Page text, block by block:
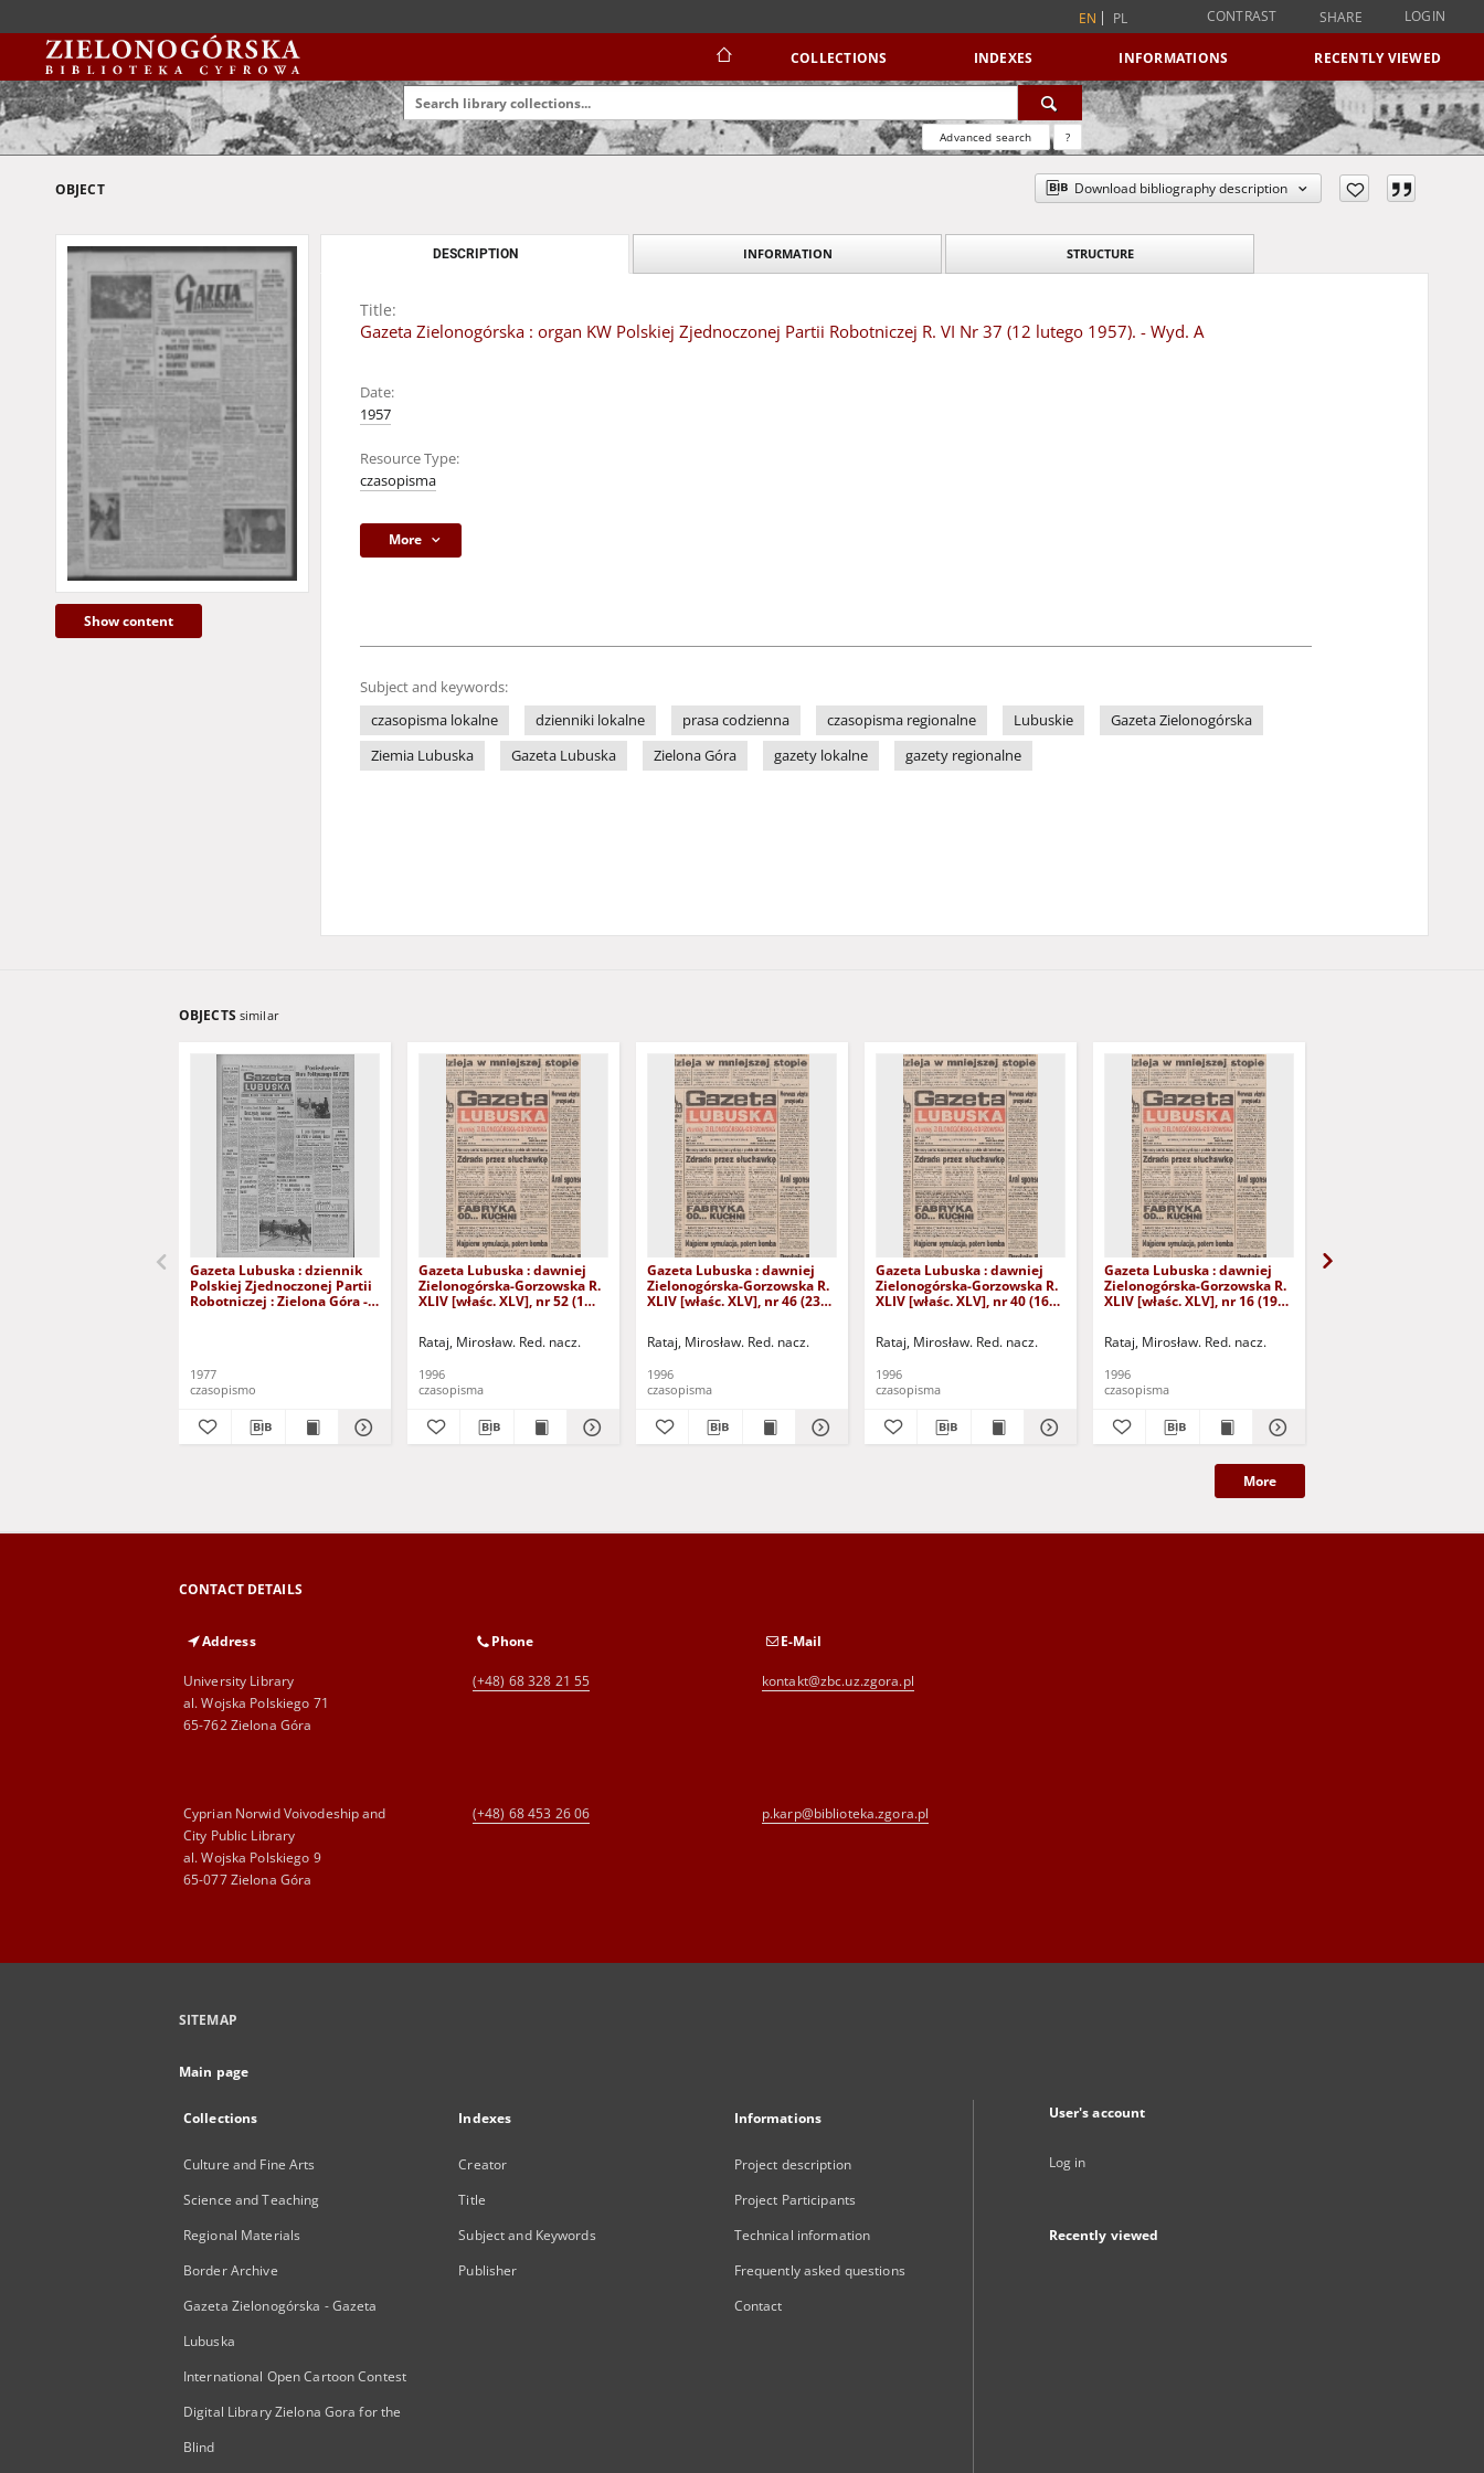
EN PL CONTRAST SHARE LOGIN
COLLECTIONS INDEXES INFORMATIONS RECENTLY VIEWED
Advanced search ?
OBJECT Download bibliography description
Show content
DESCRIPTION INFORMATION STRUCTURE
Title:
Gazeta Zielonogórska : organ KW Polskiej Zjednoczonej Partii Robotniczej R. VI Nr 37 (12 lutego 1957). - Wyd. A
Date:
1957
Resource Type:
czasopisma
More
Subject and keywords:
czasopisma lokalne
dzienniki lokalne prasa codzienna czasopisma regionalne Lubuskie
Gazeta Zielonogórska
Ziemia Lubuska
Gazeta Lubuska Zielona Góra gazety lokalne gazety regionalne
OBJECTS similar
Gazeta Lubuska : dziennik
Polskiej Zjednoczonej Partii
Robotniczej : Zielona Góra -
1977
czasopismo
Gazeta Lubuska : dawniej
Zielonogórska-Gorzowska R.
XLIV [właśc. XLV], nr 52 (1
Rataj, Mirosław. Red. nacz.
1996
czasopisma
Gazeta Lubuska : dawniej
Zielonogórska-Gorzowska R.
XLIV [właśc. XLV], nr 46 (23
Rataj, Mirosław. Red. nacz.
1996
czasopisma
Gazeta Lubuska : dawniej
Zielonogórska-Gorzowska R.
XLIV [właśc. XLV], nr 40 (16
Rataj, Mirosław. Red. nacz.
1996
czasopisma
Gazeta Lubuska : dawniej
Zielonogórska-Gorzowska R.
XLIV [właśc. XLV], nr 16 (19
Rataj, Mirosław. Red. nacz.
1996
czasopisma
More
CONTACT DETAILS
Address
University Library
al. Wojska Polskiego 71
65-762 Zielona Góra
Phone
(+48) 68 328 21 55
E-Mail
kontakt@zbc.uz.zgora.pl
Cyprian Norwid Voivodeship and
City Public Library
al. Wojska Polskiego 9
65-077 Zielona Góra
(+48) 68 453 26 06 p.karp@biblioteka.zgora.pl
SITEMAP
Main page
Collections
Culture and Fine Arts
Science and Teaching
Regional Materials
Border Archive
Gazeta Zielonogórska - Gazeta
Lubuska
International Open Cartoon Contest
Digital Library Zielona Gora for the
Blind
Indexes
Creator
Title
Subject and Keywords
Publisher
Informations
Project description
Project Participants
Technical information
Frequently asked questions
Contact
User's account
Log in
Recently viewed